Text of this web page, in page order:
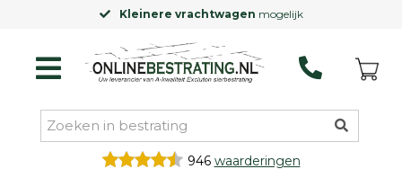
Kleinere vrachtwagen mogelijk
946 waarderingen